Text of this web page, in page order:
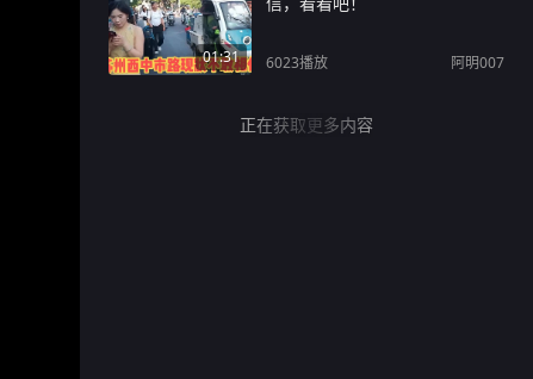
01:31 6023播放 阿明007
正在获取更多内容